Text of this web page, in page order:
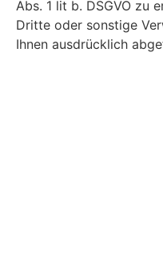
Abs. 1 lit b. DSGVO zu
Dritte oder sonstige
Ihnen ausdrücklich